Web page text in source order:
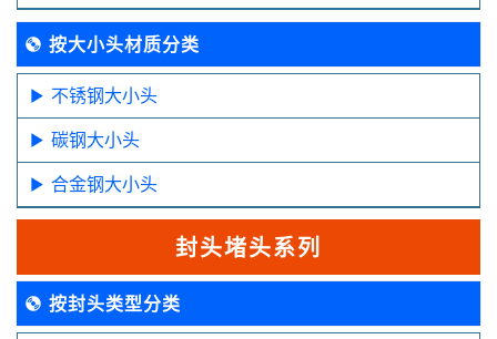
按大小头材质分类
不锈钢大小头
碳钢大小头
合金钢大小头
封头堵头系列
按封头类型分类